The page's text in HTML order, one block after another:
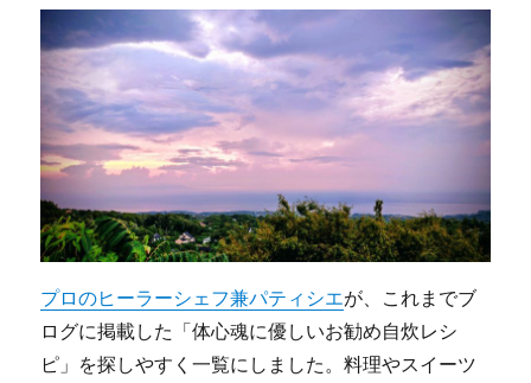
ー
ト
つ
け
た
「広
く
浅
く」
き
る
喜
プロのヒーラーシェフ兼パティシエが、これまでブ
ログに掲載した「体心魂に優しいお勧め自炊レシ
ピ」を探しやすく一覧にしました。料理やスイーツ